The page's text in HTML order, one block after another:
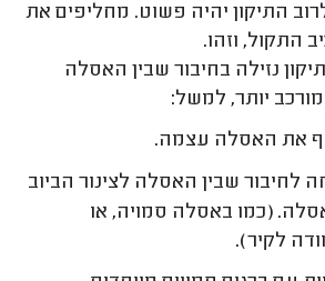
התיקון יהיה פשוט. מחליפים את
התקול, וזהו.
נזילה בחיבור שבין האסלה
מורכב יותר, למשל:
את האסלה עצמה.
לחיבור שבין האסלה לצינור הביוב
(כמו באסלה סמויה, או
לקיר).